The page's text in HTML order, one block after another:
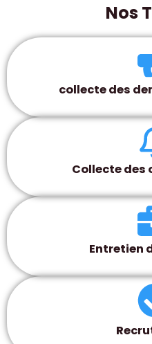
Nos
collecte des
Collecte des
Entretien